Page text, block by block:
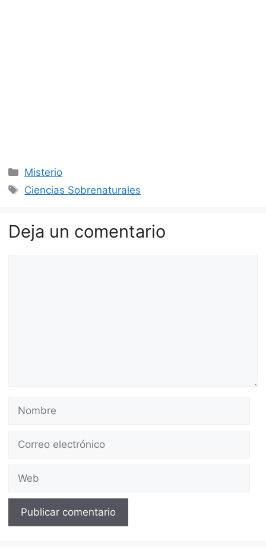
Categorías
Misterio
Etiquetas
Ciencias Sobrenaturales
Deja un comentario
Nombre
Correo
Web